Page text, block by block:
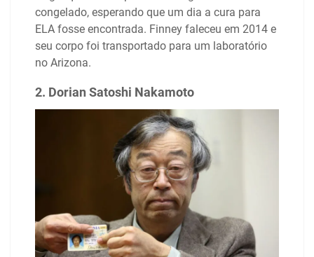
congelado, esperando que um dia a cura para
ELA fosse encontrada. Finney faleceu em 2014 e
seu corpo foi transportado para um laboratório
no Arizona.
2. Dorian Satoshi Nakamoto